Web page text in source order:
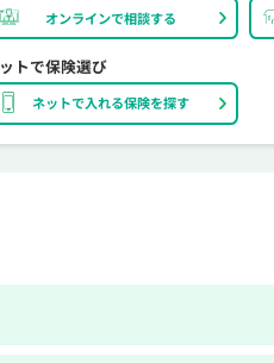
オンラインで相談する
トで保険選び
ネットで入れる保険を探す